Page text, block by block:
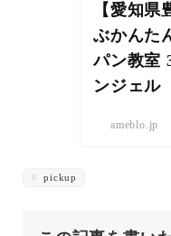
【愛知
ぶかんた
パン教室
ンジェル
ameblo.jp
pickup